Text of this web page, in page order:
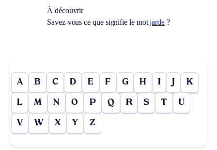
À découvrir
Savez-vous ce que signifie le motjarde ?
A B C D E F G H I J K
L M N O P Q R S T U
V W X Y Z